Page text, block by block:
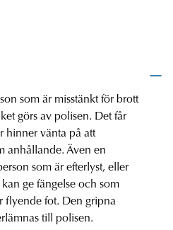
som är misstänkt för brott
görs av polisen. Det får
hinner vänta på att
anhållande. Även en
som är efterlyst, eller
ge fängelse och som
flyende fot. Den gripna
till polisen.